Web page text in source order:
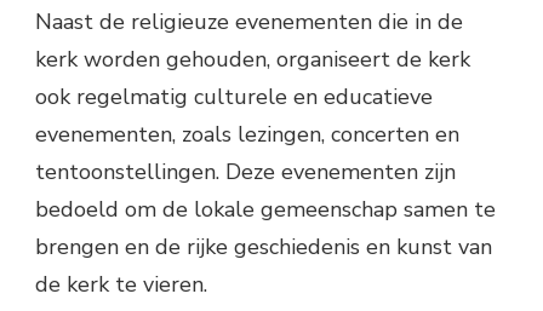
Naast de religieuze evenementen die in de
kerk worden gehouden, organiseert de kerk
ook regelmatig culturele en educatieve
evenementen, zoals lezingen, concerten en
tentoonstellingen. Deze evenementen zijn
bedoeld om de lokale gemeenschap samen te
brengen en de rijke geschiedenis en kunst van
de kerk te vieren.